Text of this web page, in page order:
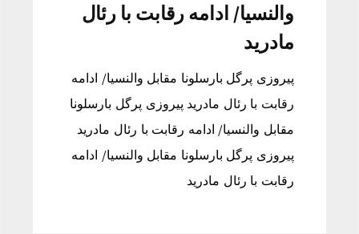
والنسیا/ ادامه رقابت با رئال
مادرید
پیروزی پرگل بارسلونا مقابل والنسیا/ ادامه
رقابت با رئال مادرید پیروزی پرگل بارسلونا
مقابل والنسیا/ ادامه رقابت با رئال مادرید
پیروزی پرگل بارسلونا مقابل والنسیا/ ادامه
رقابت با رئال مادرید